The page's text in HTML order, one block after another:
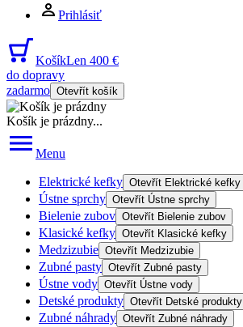
Prihlásiť
KošíkLen 400 €
do dopravy
zadarmo Otevřít košík
Košík je prázdny...
Menu
Elektrické kefky Otevřít Elektrické kefky
Ústne sprchy Otevřít Ústne sprchy
Bielenie zubov Otevřít Bielenie zubov
Klasické kefky Otevřít Klasické kefky
Medzizubie Otevřít Medzizubie
Zubné pasty Otevřít Zubné pasty
Ústne vody Otevřít Ústne vody
Detské produkty Otevřít Detské produkty
Zubné náhrady Otevřít Zubné náhrady